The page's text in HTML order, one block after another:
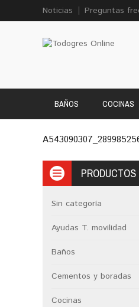
Noticias Preguntas
BAÑOS COCINAS
PRODUCTOS
Sin categoría
Ayudas T. movilidad
Baños
Cementos y boradas
Cocinas